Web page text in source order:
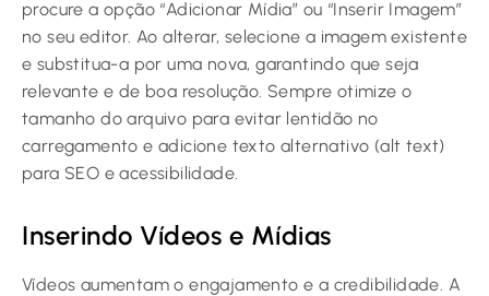
procure a opção “Adicionar Mídia” ou “Inserir Imagem”
no seu editor. Ao alterar, selecione a imagem existente
e substitua-a por uma nova, garantindo que seja
relevante e de boa resolução. Sempre otimize o
tamanho do arquivo para evitar lentidão no
carregamento e adicione texto alternativo (alt text)
para SEO e acessibilidade.
Inserindo Vídeos e Mídias
Vídeos aumentam o engajamento e a credibilidade. A